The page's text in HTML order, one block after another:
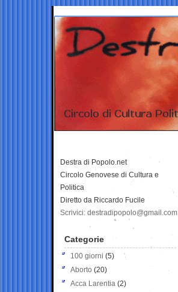
Destra di Popolo.net
Circolo Genovese di Cultura e
Politica
Diretto da Riccardo Fucile
Scrivici: destradipopolo@gmail.com
Categorie
100 giorni (5)
Aborto (20)
Acca Larentia (2)